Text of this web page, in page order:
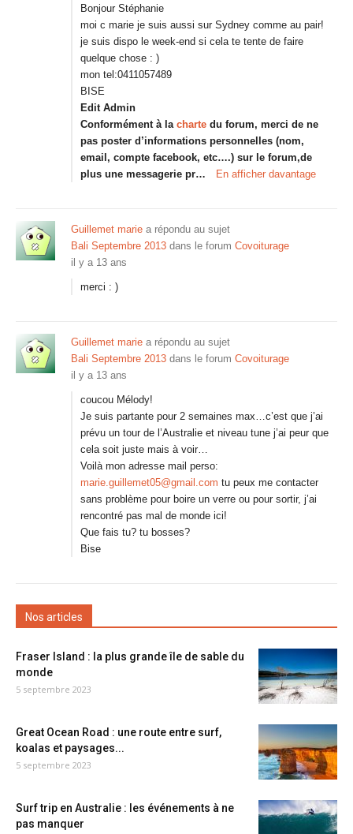
Bonjour Stéphanie
moi c marie je suis aussi sur Sydney comme au pair!
je suis dispo le week-end si cela te tente de faire
quelque chose : )
mon tel:0411057489
BISE
Edit Admin
Conformément à la charte du forum, merci de ne
pas poster d’informations personnelles (nom,
email, compte facebook, etc….) sur le forum,de
plus une messagerie pr…
En afficher davantage
Guillemet marie a répondu au sujet
Bali Septembre 2013 dans le forum Covoiturage
il y a 13 ans
merci : )
Guillemet marie a répondu au sujet
Bali Septembre 2013 dans le forum Covoiturage
il y a 13 ans
coucou Mélody!
Je suis partante pour 2 semaines max…c’est que j’ai
prévu un tour de l’Australie et niveau tune j’ai peur que
cela soit juste mais à voir…
Voilà mon adresse mail perso:
marie.guillemet05@gmail.com tu peux me contacter
sans problème pour boire un verre ou pour sortir, j’ai
rencontré pas mal de monde ici!
Que fais tu? tu bosses?
Bise
Nos articles
Fraser Island : la plus grande île de sable du
monde
5 septembre 2023
Great Ocean Road : une route entre surf,
koalas et paysages...
5 septembre 2023
Surf trip en Australie : les événements à ne
pas manquer